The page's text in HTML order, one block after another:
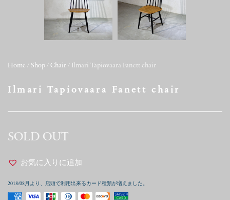
Home / Shop / Chair / Ilmari Tapiovaara Fanett chair
Ilmari Tapiovaara Fanett chair
SOLD OUT
お気に入りに追加
2018/08月より、店頭で利用出来るカード種類が増えました。